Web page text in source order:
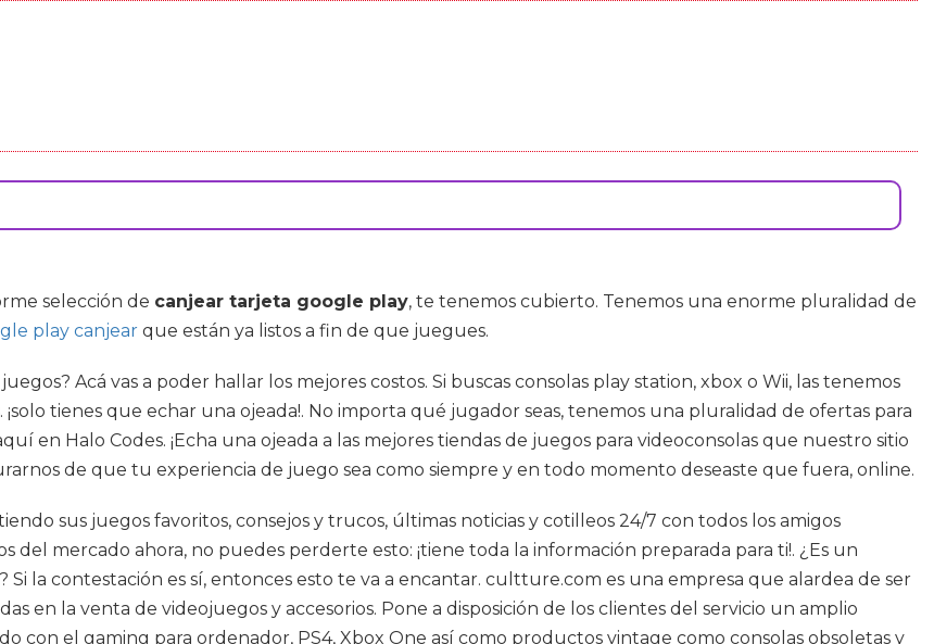
selección de canjear tarjeta google play, te tenemos cubierto. Tenemos una enorme pluralidad de
play canjear que están ya listos a fin de que juegues.
Acá vas a poder hallar los mejores costos. Si buscas consolas play station, xbox o Wii, las tenemos
tienes que echar una ojeada!. No importa qué jugador seas, tenemos una pluralidad de ofertas para
en Halo Codes. ¡Echa una ojeada a las mejores tiendas de juegos para videoconsolas que nuestro sitio
de que tu experiencia de juego sea como siempre y en todo momento deseaste que fuera, online.
sus juegos favoritos, consejos y trucos, últimas noticias y cotilleos 24/7 con todos los amigos
del mercado ahora, no puedes perderte esto: ¡tiene toda la información preparada para ti!. ¿Es un
Si la contestación es sí, entonces esto te va a encantar. cultture.com es una empresa que alardea de ser
en la venta de videojuegos y accesorios. Pone a disposición de los clientes del servicio un amplio
con el gaming para ordenador, PS4, Xbox One así como productos vintage como consolas obsoletas y